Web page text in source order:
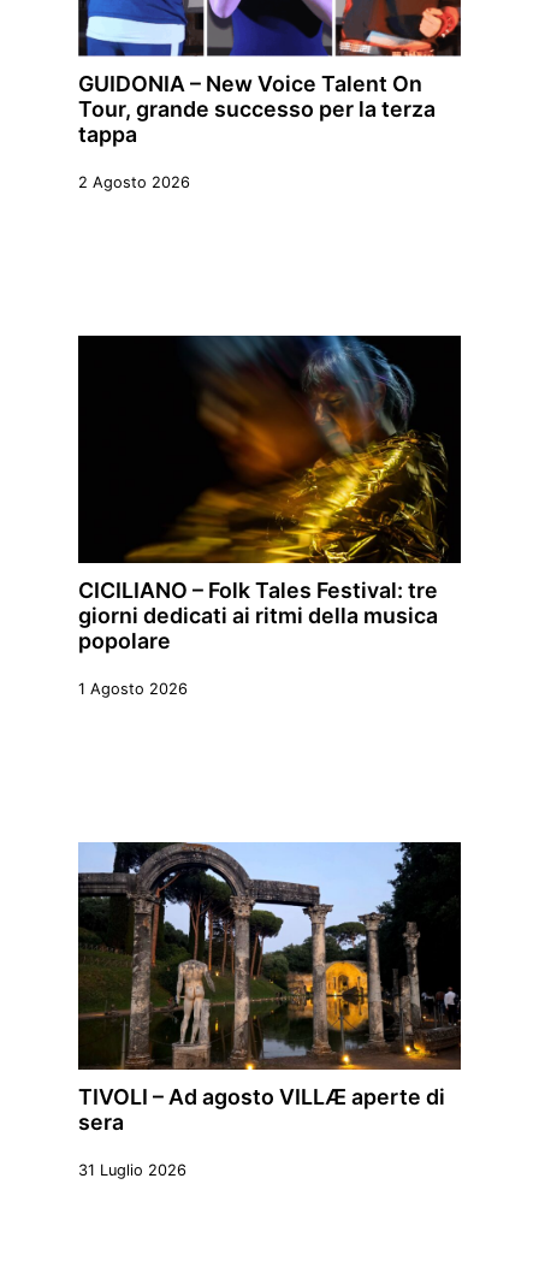
GUIDONIA – New Voice Talent On
Tour, grande successo per la terza
tappa
2 Agosto 2026
CICILIANO – Folk Tales Festival: tre
giorni dedicati ai ritmi della musica
popolare
1 Agosto 2026
TIVOLI – Ad agosto VILLÆ aperte di
sera
31 Luglio 2026